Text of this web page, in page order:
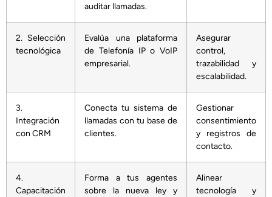
auditar llamadas.
2. Selección
tecnológica
Evalúa una plataforma
de Telefonía IP o VoIP
empresarial.
Asegurar
control,
trazabilidad y
escalabilidad.
3.
Integración
con CRM
Conecta tu sistema de
llamadas con tu base de
clientes.
Gestionar
consentimiento
y registros de
contacto.
4.
Capacitación
Forma a tus agentes
sobre la nueva ley y
Alinear
tecnología y